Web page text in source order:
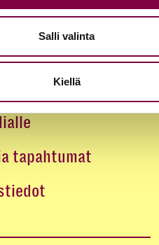
Salli valinta
Kiellä
tapahtumat